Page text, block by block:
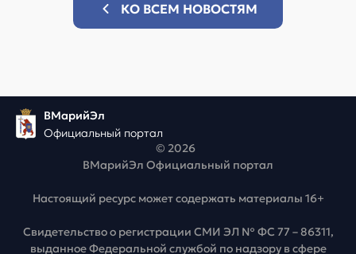
КО ВСЕМ НОВОСТЯМ
ВМарийЭл
Официальный портал
© 2026
ВМарийЭл Официальный портал
Настоящий ресурс может содержать материалы 16+
Свидетельство о регистрации СМИ ЭЛ № ФС 77 – 86311,
выданное Федеральной службой по надзору в сфере